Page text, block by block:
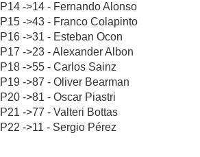
P14 ->14 - Fernando Alonso
P15 ->43 - Franco Colapinto
P16 ->31 - Esteban Ocon
P17 ->23 - Alexander Albon
P18 ->55 - Carlos Sainz
P19 ->87 - Oliver Bearman
P20 ->81 - Oscar Piastri
P21 ->77 - Valteri Bottas
P22 ->11 - Sergio Pérez